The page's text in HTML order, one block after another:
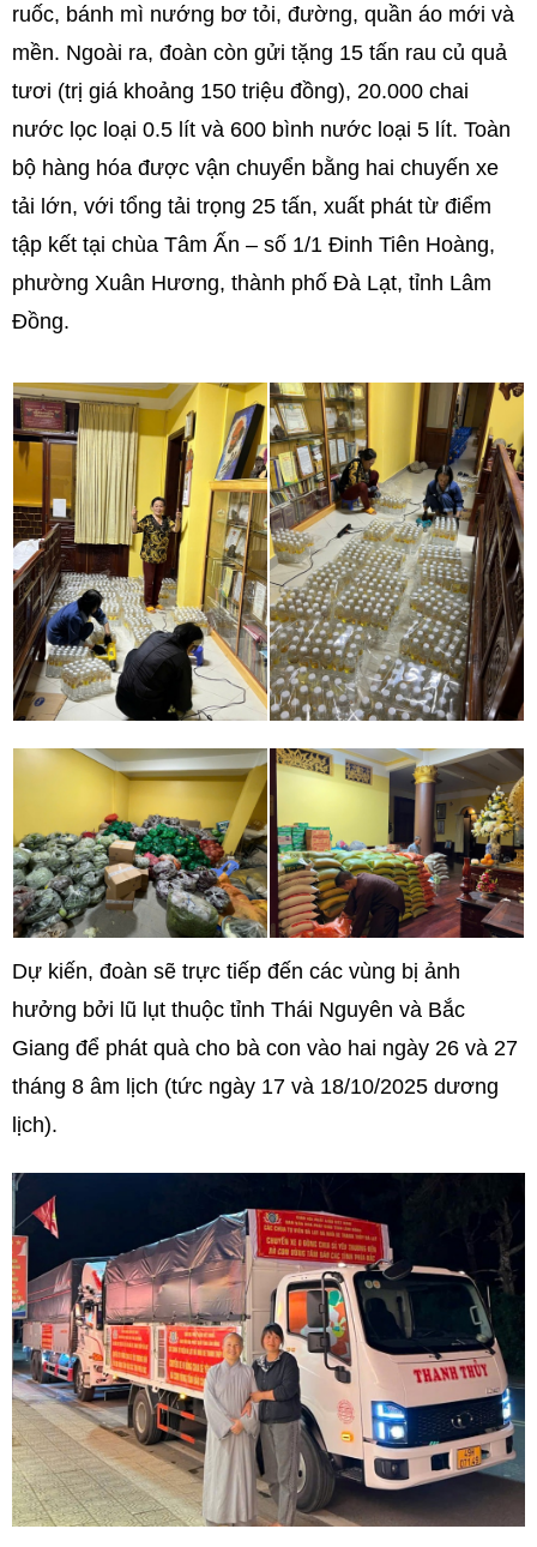
ruốc, bánh mì nướng bơ tỏi, đường, quần áo mới và
mền. Ngoài ra, đoàn còn gửi tặng 15 tấn rau củ quả
tươi (trị giá khoảng 150 triệu đồng), 20.000 chai
nước lọc loại 0.5 lít và 600 bình nước loại 5 lít. Toàn
bộ hàng hóa được vận chuyển bằng hai chuyến xe
tải lớn, với tổng tải trọng 25 tấn, xuất phát từ điểm
tập kết tại chùa Tâm Ấn – số 1/1 Đinh Tiên Hoàng,
phường Xuân Hương, thành phố Đà Lạt, tỉnh Lâm
Đồng.
Dự kiến, đoàn sẽ trực tiếp đến các vùng bị ảnh
hưởng bởi lũ lụt thuộc tỉnh Thái Nguyên và Bắc
Giang để phát quà cho bà con vào hai ngày 26 và 27
tháng 8 âm lịch (tức ngày 17 và 18/10/2025 dương
lịch).